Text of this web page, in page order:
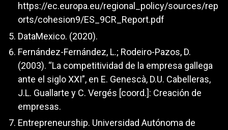
https://ec.europa.eu/regional_policy/sources/rep
orts/cohesion9/ES_9CR_Report.pdf
DataMexico. (2020).
Fernández-Fernández, L.; Rodeiro-Pazos, D.
(2003). “La competitividad de la empresa gallega
ante el siglo XXI”, en E. Genescà, D.U. Cabelleras,
J.L. Guallarte y C. Vergés [coord.]: Creación de
empresas.
Entrepreneurship. Universidad Autónoma de